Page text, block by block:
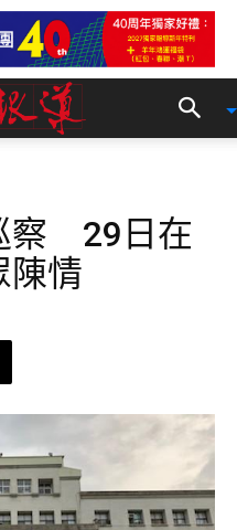
察 29日在
陳情